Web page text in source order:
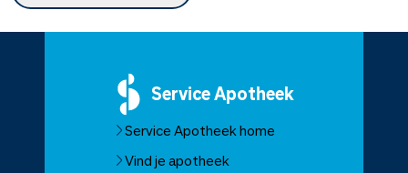
ServiceApotheek
Service Apotheek home
Vind je apotheek